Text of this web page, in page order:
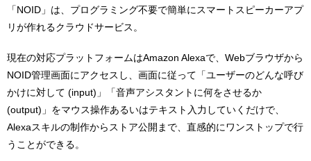
「NOID」は、プログラミング不要で簡単にスマートスピーカーアプ
リが作れるクラウドサービス。
現在の対応プラットフォームはAmazon Alexaで、Webブラウザから
NOID管理画面にアクセスし、画面に従って「ユーザーのどんな呼び
かけに対して (input)」「音声アシスタントに何をさせるか
(output)」をマウス操作あるいはテキスト入力していくだけで、
Alexaスキルの制作からストア公開まで、直感的にワンストップで行
うことができる。